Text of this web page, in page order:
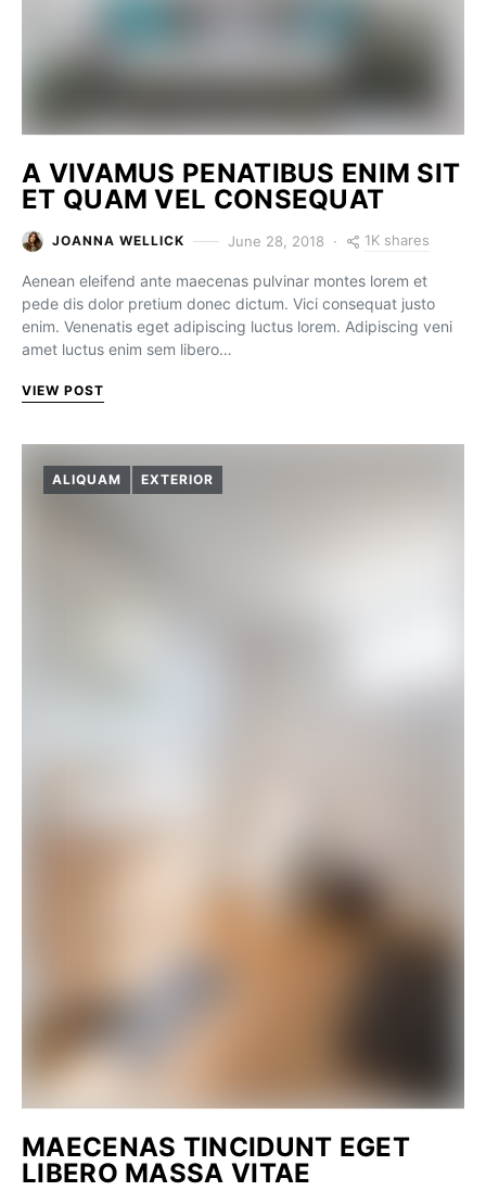
A VIVAMUS PENATIBUS ENIM SIT
ET QUAM VEL CONSEQUAT
JOANNA WELLICK June 28, 2018 1K shares
Aenean eleifend ante maecenas pulvinar montes lorem et
pede dis dolor pretium donec dictum. Vici consequat justo
enim. Venenatis eget adipiscing luctus lorem. Adipiscing veni
amet luctus enim sem libero…
VIEW POST
ALIQUAM EXTERIOR
MAECENAS TINCIDUNT EGET
LIBERO MASSA VITAE